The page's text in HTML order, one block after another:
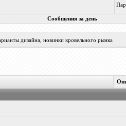
Сообщения за день
дизайна, новинки кровельного рынка